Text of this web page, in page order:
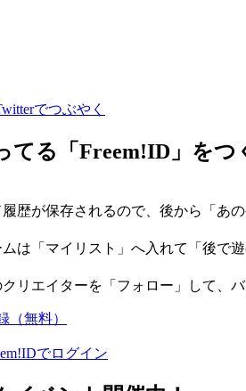
でつぶやく
てる「 Freem!ID 」をつ
歴が保存されるので、後から「あ
は「マイリスト」へ入れて「後で
リエイターを「フォロー」して、
（無料）
でログイン